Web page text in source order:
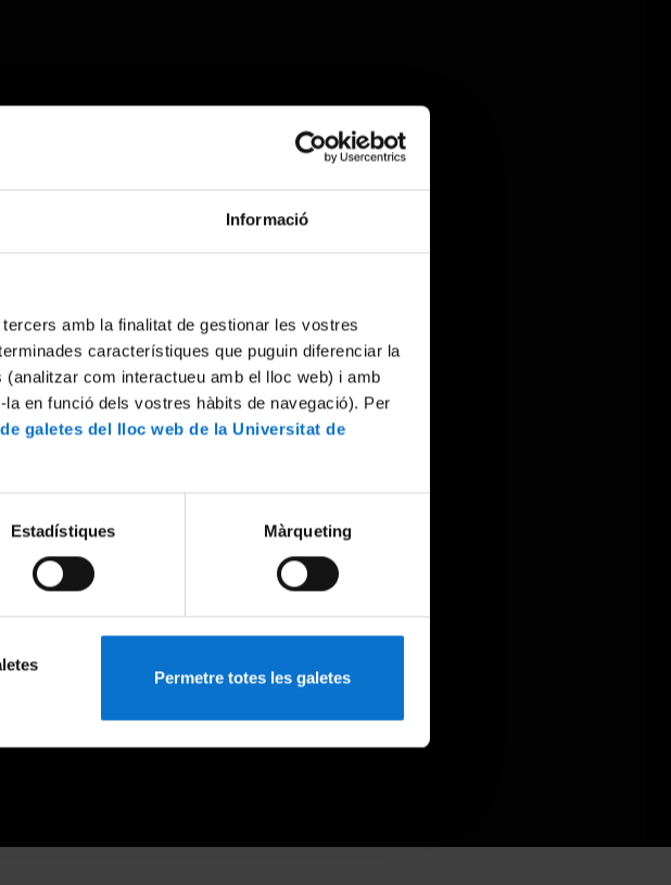
Informació
amb la finalitat de gestionar les vostres
característiques que puguin diferenciar la
com interactueu amb el lloc web) i amb
en funció dels vostres hàbits de navegació). Per
galetes del lloc web de la Universitat de
Estadístiques Màrqueting
Permetre totes les galetes